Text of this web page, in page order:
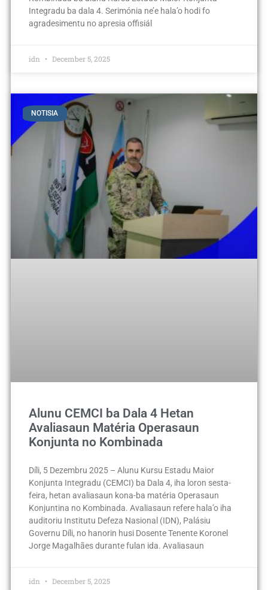
Integradu ba dala 4. Serimónia ne’e hala’o hodi fo
agradesimentu no apresia offisiál
idn December 5, 2025
NOTISIA
Alunu CEMCI ba Dala 4 Hetan
Avaliasaun Matéria Operasaun
Konjunta no Kombinada
Díli, 5 Dezembru 2025 – Alunu Kursu Estadu Maior
Konjunta Integradu (CEMCI) ba Dala 4, iha loron sesta-
feira, hetan avaliasaun kona-ba matéria Operasaun
Konjuntina no Kombinada. Avaliasaun refere hala’o iha
auditoriu Institutu Defeza Nasional (IDN), Palásiu
Governu Díli, no hanorin husi Dosente Tenente Koronel
Jorge Magalhães durante fulan ida. Avaliasaun
idn December 5, 2025